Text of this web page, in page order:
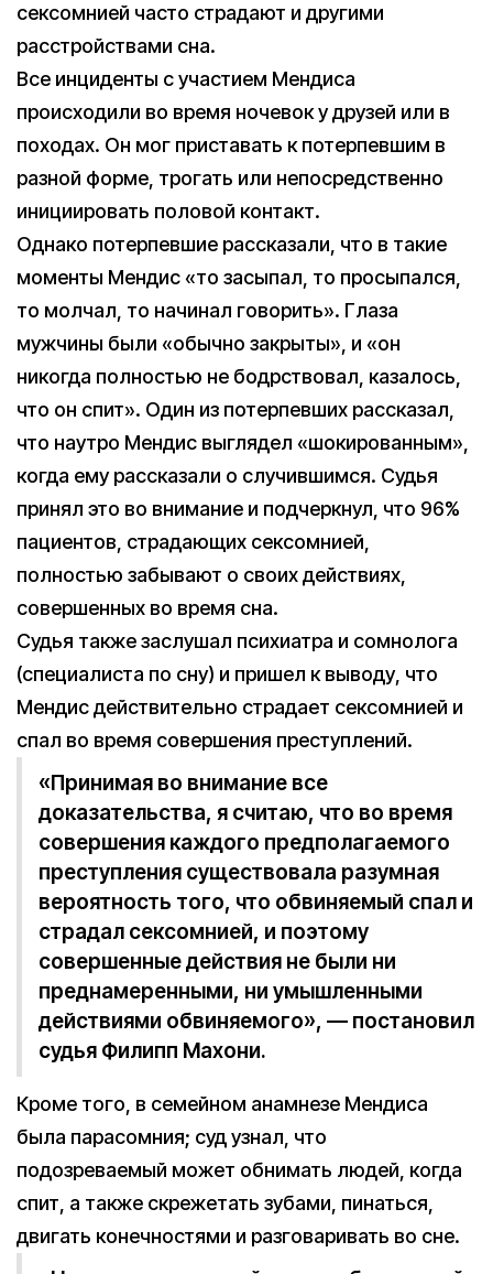
сексомнией часто страдают и другими
расстройствами сна.
Все инциденты с участием Мендиса
происходили во время ночевок у друзей или в
походах. Он мог приставать к потерпевшим в
разной форме, трогать или непосредственно
инициировать половой контакт.
Однако потерпевшие рассказали, что в такие
моменты Мендис «то засыпал, то просыпался,
то молчал, то начинал говорить». Глаза
мужчины были «обычно закрыты», и «он
никогда полностью не бодрствовал, казалось,
что он спит». Один из потерпевших рассказал,
что наутро Мендис выглядел «шокированным»,
когда ему рассказали о случившимся. Судья
принял это во внимание и подчеркнул, что 96%
пациентов, страдающих сексомнией,
полностью забывают о своих действиях,
совершенных во время сна.
Судья также заслушал психиатра и сомнолога
(специалиста по сну) и пришел к выводу, что
Мендис действительно страдает сексомнией и
спал во время совершения преступлений.
«Принимая во внимание все
доказательства, я считаю, что во время
совершения каждого предполагаемого
преступления существовала разумная
вероятность того, что обвиняемый спал и
страдал сексомнией, и поэтому
совершенные действия не были ни
преднамеренными, ни умышленными
действиями обвиняемого», — постановил
судья Филипп Махони.
Кроме того, в семейном анамнезе Мендиса
была парасомния; суд узнал, что
подозреваемый может обнимать людей, когда
спит, а также скрежетать зубами, пинаться,
двигать конечностями и разговаривать во сне.